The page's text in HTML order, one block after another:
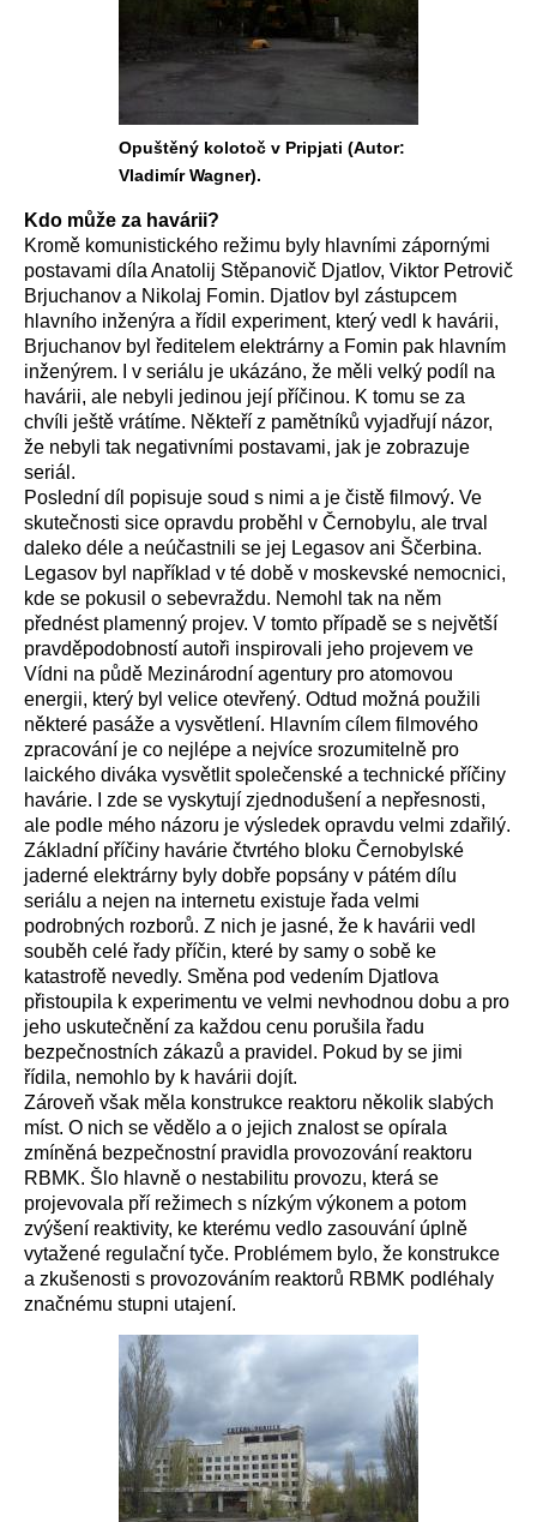
Opuštěný kolotoč v Pripjati (Autor:
Vladimír Wagner).
Kdo může za havárii?
Kromě komunistického režimu byly hlavními zápornými
postavami díla Anatolij Stěpanovič Djatlov, Viktor Petrovič
Brjuchanov a Nikolaj Fomin. Djatlov byl zástupcem
hlavního inženýra a řídil experiment, který vedl k havárii,
Brjuchanov byl ředitelem elektrárny a Fomin pak hlavním
inženýrem. I v seriálu je ukázáno, že měli velký podíl na
havárii, ale nebyli jedinou její příčinou. K tomu se za
chvíli ještě vrátíme. Někteří z pamětníků vyjadřují názor,
že nebyli tak negativními postavami, jak je zobrazuje
seriál.
Poslední díl popisuje soud s nimi a je čistě filmový. Ve
skutečnosti sice opravdu proběhl v Černobylu, ale trval
daleko déle a neúčastnili se jej Legasov ani Ščerbina.
Legasov byl například v té době v moskevské nemocnici,
kde se pokusil o sebevraždu. Nemohl tak na něm
přednést plamenný projev. V tomto případě se s největší
pravděpodobností autoři inspirovali jeho projevem ve
Vídni na půdě Mezinárodní agentury pro atomovou
energii, který byl velice otevřený. Odtud možná použili
některé pasáže a vysvětlení. Hlavním cílem filmového
zpracování je co nejlépe a nejvíce srozumitelně pro
laického diváka vysvětlit společenské a technické příčiny
havárie. I zde se vyskytují zjednodušení a nepřesnosti,
ale podle mého názoru je výsledek opravdu velmi zdařilý.
Základní příčiny havárie čtvrtého bloku Černobylské
jaderné elektrárny byly dobře popsány v pátém dílu
seriálu a nejen na internetu existuje řada velmi
podrobných rozborů. Z nich je jasné, že k havárii vedl
souběh celé řady příčin, které by samy o sobě ke
katastrofě nevedly. Směna pod vedením Djatlova
přistoupila k experimentu ve velmi nevhodnou dobu a pro
jeho uskutečnění za každou cenu porušila řadu
bezpečnostních zákazů a pravidel. Pokud by se jimi
řídila, nemohlo by k havárii dojít.
Zároveň však měla konstrukce reaktoru několik slabých
míst. O nich se vědělo a o jejich znalost se opírala
zmíněná bezpečnostní pravidla provozování reaktoru
RBMK. Šlo hlavně o nestabilitu provozu, která se
projevovala pří režimech s nízkým výkonem a potom
zvýšení reaktivity, ke kterému vedlo zasouvání úplně
vytažené regulační tyče. Problémem bylo, že konstrukce
a zkušenosti s provozováním reaktorů RBMK podléhaly
značnému stupni utajení.